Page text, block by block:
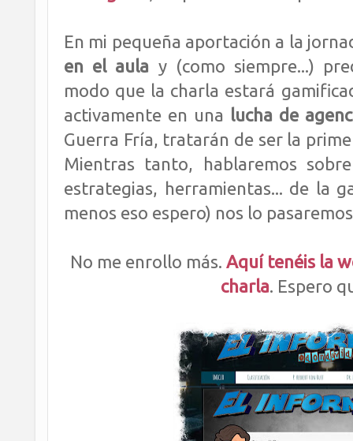
En mi pequeña aportación a la
en el aula y (como siempre...)
modo que la charla estará
activamente en una lucha de
Guerra Fría, tratarán de ser la
Mientras tanto, hablaremos
estrategias, herramientas... de la
menos eso espero) nos lo
No me enrollo más.Aquí tenéis la
charla. Espero